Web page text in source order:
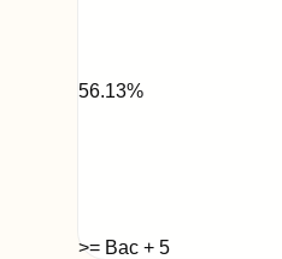
56.13%
>= Bac + 5